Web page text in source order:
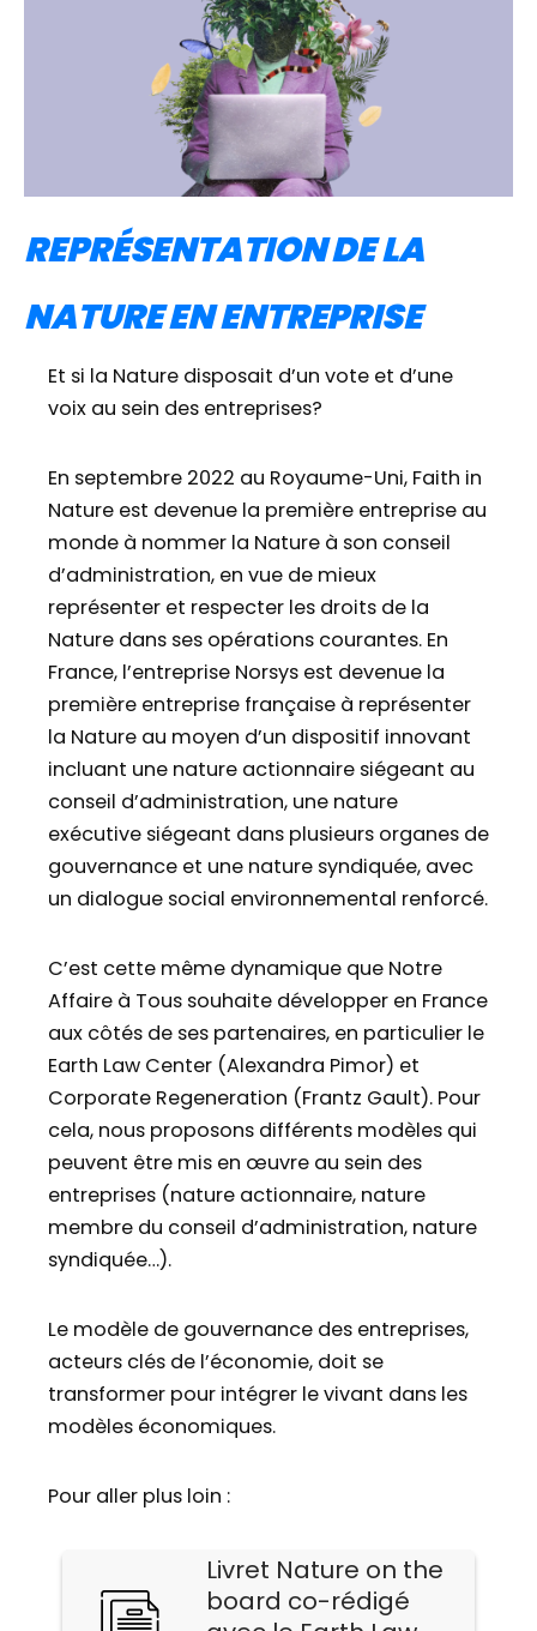
REPRÉSENTATION DE LA
NATURE EN ENTREPRISE
Et si la Nature disposait d’un vote et d’une
voix au sein des entreprises?
En septembre 2022 au Royaume-Uni, Faith in
Nature est devenue la première entreprise au
monde à nommer la Nature à son conseil
d’administration, en vue de mieux
représenter et respecter les droits de la
Nature dans ses opérations courantes. En
France, l’entreprise Norsys est devenue la
première entreprise française à représenter
la Nature au moyen d’un dispositif innovant
incluant une nature actionnaire siégeant au
conseil d’administration, une nature
exécutive siégeant dans plusieurs organes de
gouvernance et une nature syndiquée, avec
un dialogue social environnemental renforcé.
C’est cette même dynamique que Notre
Affaire à Tous souhaite développer en France
aux côtés de ses partenaires, en particulier le
Earth Law Center (Alexandra Pimor) et
Corporate Regeneration (Frantz Gault). Pour
cela, nous proposons différents modèles qui
peuvent être mis en œuvre au sein des
entreprises (nature actionnaire, nature
membre du conseil d’administration, nature
syndiquée…).
Le modèle de gouvernance des entreprises,
acteurs clés de l’économie, doit se
transformer pour intégrer le vivant dans les
modèles économiques.
Pour aller plus loin :
Livret Nature on the
board co-rédigé